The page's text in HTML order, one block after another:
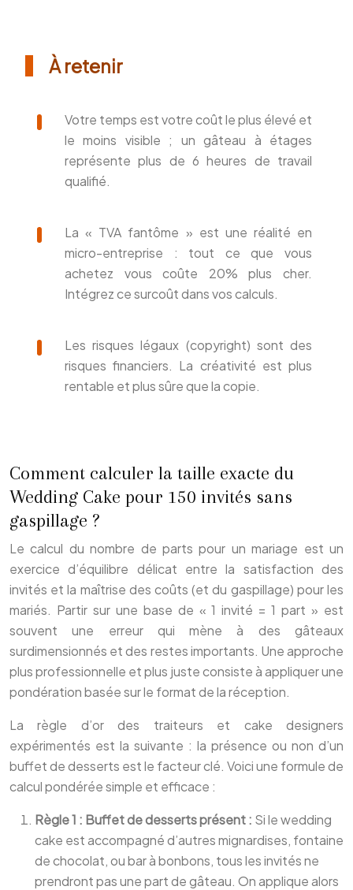
À retenir
Votre temps est votre coût le plus élevé et
le moins visible ; un gâteau à étages
représente plus de 6 heures de travail
qualifié.
La « TVA fantôme » est une réalité en
micro-entreprise : tout ce que vous
achetez vous coûte 20% plus cher.
Intégrez ce surcoût dans vos calculs.
Les risques légaux (copyright) sont des
risques financiers. La créativité est plus
rentable et plus sûre que la copie.
Comment calculer la taille exacte du
Wedding Cake pour 150 invités sans
gaspillage ?
Le calcul du nombre de parts pour un mariage est un
exercice d’équilibre délicat entre la satisfaction des
invités et la maîtrise des coûts (et du gaspillage) pour les
mariés. Partir sur une base de « 1 invité = 1 part » est
souvent une erreur qui mène à des gâteaux
surdimensionnés et des restes importants. Une approche
plus professionnelle et plus juste consiste à appliquer une
pondération basée sur le format de la réception.
La règle d’or des traiteurs et cake designers
expérimentés est la suivante : la présence ou non d’un
buffet de desserts est le facteur clé. Voici une formule de
calcul pondérée simple et efficace :
Règle 1 : Buffet de desserts présent : Si le wedding
cake est accompagné d’autres mignardises, fontaine
de chocolat, ou bar à bonbons, tous les invités ne
prendront pas une part de gâteau. On applique alors